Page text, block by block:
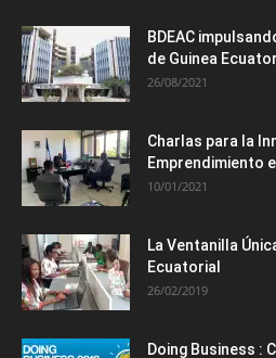
BDEAC
de Guinea
26/08/2021
Charlas para la
Emprendimiento
10/01/2021
La Ventanilla
Ecuatorial
26/02/2019
Doing Business :